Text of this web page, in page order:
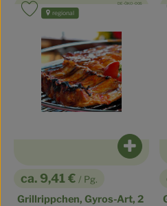
, Preis:
ca. 9,41 € / Pg.
Grillrippchen, Gyros-Art, 2
, Kontrollstelle:
DE-ÖKO-006
regional
Produkt zu Favouriten hinzufügen